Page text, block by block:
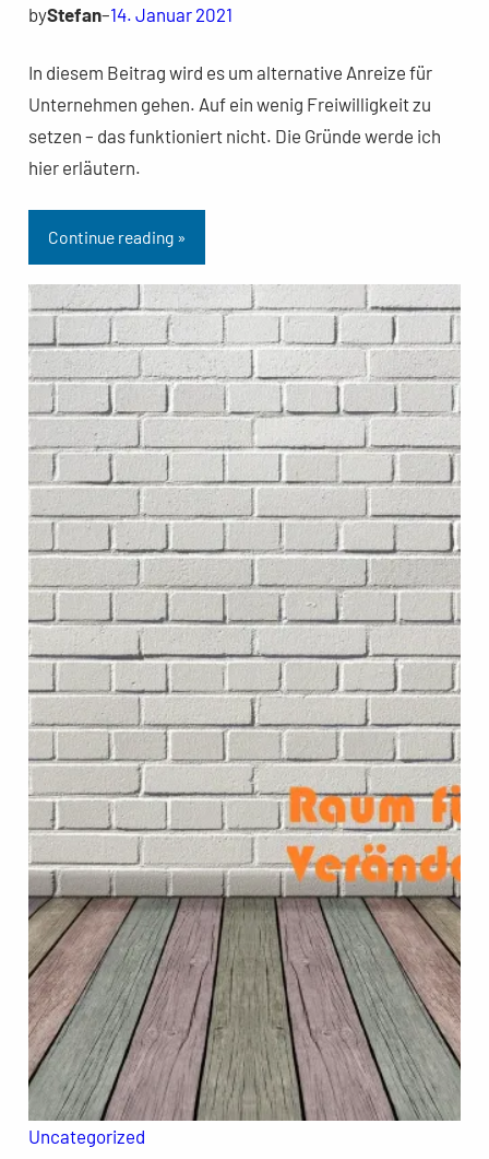
byStefan–14. Januar 2021
In diesem Beitrag wird es um alternative Anreize für
Unternehmen gehen. Auf ein wenig Freiwilligkeit zu
setzen – das funktioniert nicht. Die Gründe werde ich
hier erläutern.
Continue reading »
Uncategorized